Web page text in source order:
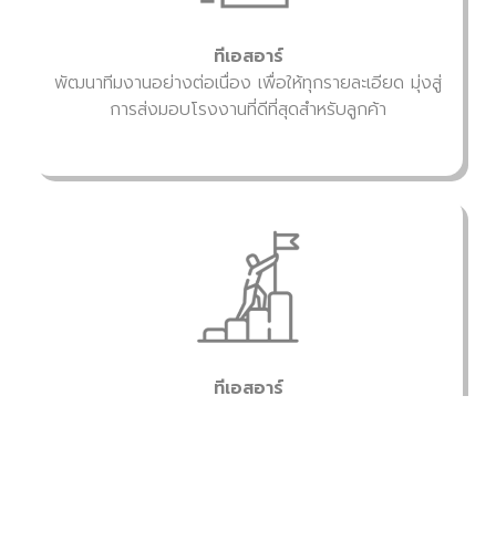
ทีเอสอาร์
พัฒนาทีมงานอย่างต่อเนื่อง เพื่อให้ทุกรายละเอียด มุ่งสู่
การส่งมอบโรงงานที่ดีที่สุดสำหรับลูกค้า
ทีเอสอาร์